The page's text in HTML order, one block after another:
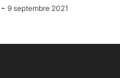
- 9 septembre 2021